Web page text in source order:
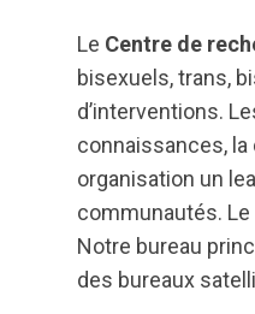
Le Centre de
bisexuels, trans,
d’interventions.
connaissances,
organisation un
communautés.
Notre bureau
des bureaux